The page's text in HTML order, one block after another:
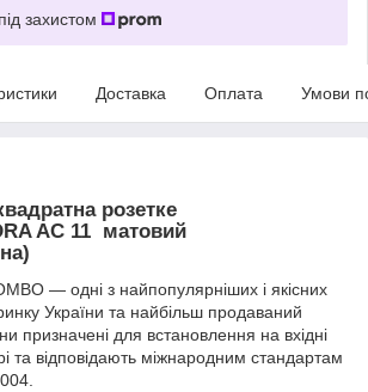
захистом
Доставка Оплата Умови
розетке
AC 11 матовий
— одні з найпопулярніших і якісних
України та найбільш продаваний
призначені для встановлення на вхідні
та відповідають міжнародним стандартам